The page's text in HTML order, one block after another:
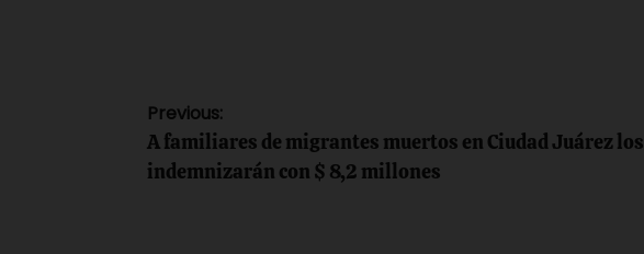
Navegación
de
Previous:
A familiares de migrantes muertos en Ciudad Juárez los
indemnizarán con $ 8,2 millones